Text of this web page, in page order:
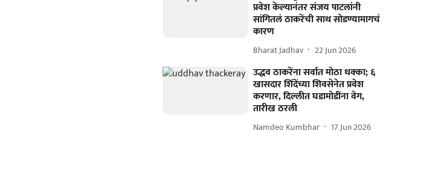
प्रवेश केल्यानंतर संजय पाटलांनी
सांगितलं ठाकरेंची साथ सोडण्यामागचं
कारण
Bharat Jadhav 22 Jun 2026
उद्धव ठाकरेंना सर्वात मोठा धक्का; ६
खासदार शिंदेंच्या शिवसेनेत प्रवेश
करणार, दिल्लीत घडामोडींना वेग,
तारीख ठरली
Namdeo Kumbhar 17 Jun 2026